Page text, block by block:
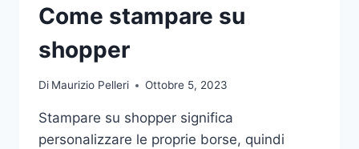
Come stampare su
shopper
Di Maurizio Pelleri Ottobre 5, 2023
Stampare su shopper significa
personalizzare le proprie borse, quindi